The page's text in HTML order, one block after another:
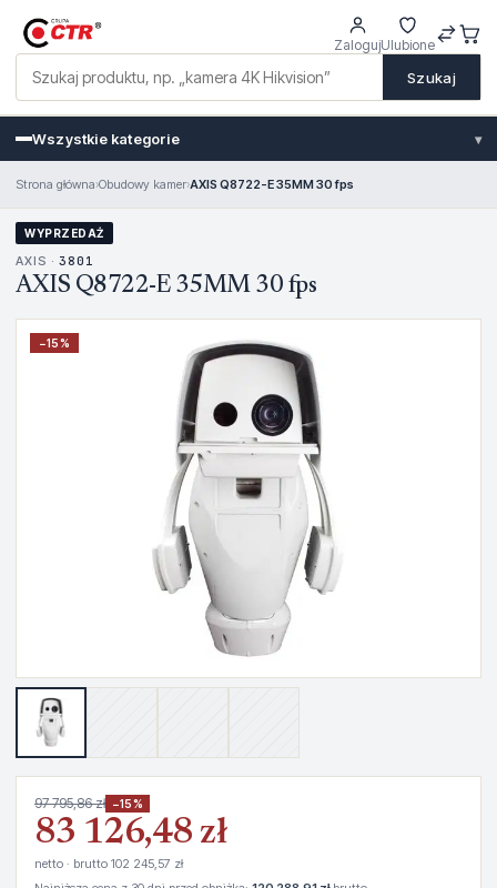
Szukaj
ZalogujUlubione
Wszystkie kategorie ▾
Strona główna›Obudowy kamer›AXIS Q8722-E 35MM 30 fps
WYPRZEDAŻ
AXIS · 3801
AXIS Q8722-E 35MM 30 fps
−15%
97 795,86 zł −15%
83 126,48 zł
netto · brutto 102 245,57 zł